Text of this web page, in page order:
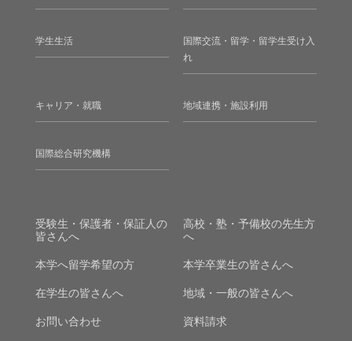
学生生活
国際交流・留学・留学生受け入
れ
キャリア・就職 地域連携・施設利用
国際総合研究機構
受験生・保護者・保証人の
皆さんへ
高校・塾・予備校の先生方
へ
本学へ留学希望の方 本学卒業生の皆さんへ
在学生の皆さんへ 地域・一般の皆さんへ
お問い合わせ 資料請求